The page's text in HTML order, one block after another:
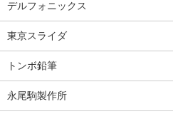
デルフォニックス
東京スライダ
トンボ鉛筆
永尾駒製作所